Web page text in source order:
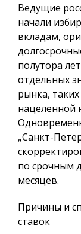
Ведущие
начали
вкладам,
полутора
отдельных
рынка,
нацеленной
„Санкт-
по срочным
месяцев.
Причины и
ставок